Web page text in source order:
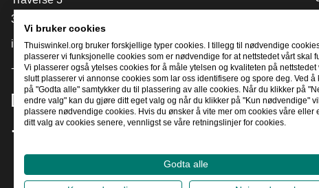
3905 NL Veenendaal
info@thuiswinkel.org
+31 (0)318 64 85 75
[_General:SocialMediaTitle]
Vi bruker cookies
Thuiswinkel.org bruker forskjellige typer cookies. I tillegg til nødvendige
plasserer vi funksjonelle cookies som er nødvendige for at nettstedet vårt skal
Vi plasserer også ytelses cookies for å måle ytelsen og kvaliteten på nettstedet
slutt plasserer vi annonse cookies som lar oss identifisere og spore deg. Ved å
på "Godta alle" samtykker du til plassering av alle cookies. Når du klikker på
endre valg" kan du gjøre ditt eget valg og når du klikker på "Kun nødvendige"
plassere nødvendige cookies. Hvis du ønsker å vite mer om cookies våre eller
ditt valg av cookies senere, vennligst se våre retningslinjer for cookies.
Godta alle